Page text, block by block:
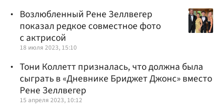
Возлюбленный Рене Зеллвегер
показал редкое совместное фото
с актрисой
18 июля 2023, 15:10
Тони Коллетт призналась, что должна была
сыграть в «Дневнике Бриджет Джонс» вместо
Рене Зеллвегер
15 апреля 2023, 10:12